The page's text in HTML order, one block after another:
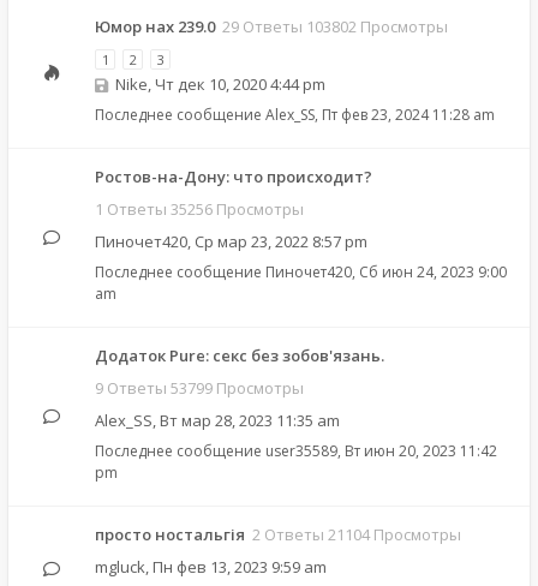
Юмор нах 239.0 29 Ответы 103802 Просмотры
1 2 3
Nike, Чт дек 10, 2020 4:44 pm
Последнее сообщение Alex_SS, Пт фев 23, 2024 11:28 am
Ростов-на-Дону: что происходит?
1 Ответы 35256 Просмотры
Пиночет420, Ср мар 23, 2022 8:57 pm
Последнее сообщение Пиночет420, Сб июн 24, 2023 9:00
am
Додаток Pure: cекс без зобов'язань.
9 Ответы 53799 Просмотры
Alex_SS, Вт мар 28, 2023 11:35 am
Последнее сообщение user35589, Вт июн 20, 2023 11:42
pm
просто ностальгія 2 Ответы 21104 Просмотры
mgluck, Пн фев 13, 2023 9:59 am